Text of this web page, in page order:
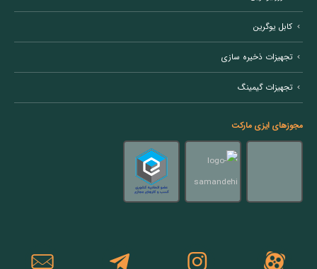
کابل یوگرین
تجهیزات ذخیره سازی
تجهیزات گیمینگ
مجوزهای ایزی مارکت